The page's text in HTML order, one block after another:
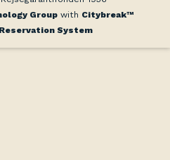
Group with Citybreak™
System